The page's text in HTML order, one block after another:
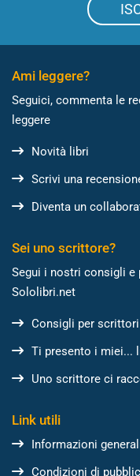
Ami leggere?
Seguici, commenta le
leggere
Novità libri
Scrivi una
Diventa un
Sei uno scrittore?
Segui i nostri consigli
Sololibri.net
Consigli per scrittori
Ti presento i miei...
Uno scrittore ci
Link utili
Informazioni
Condizioni di